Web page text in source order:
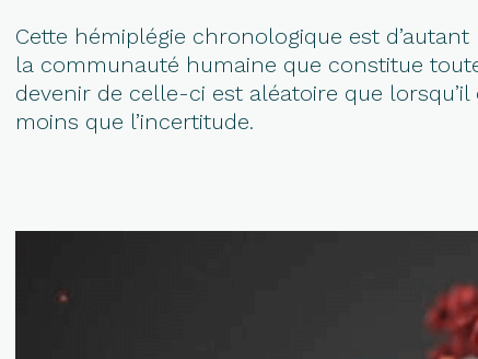
Cette hémiplégie chronologique est
la communauté humaine que constitue
devenir de celle-ci est aléatoire que
moins que l’incertitude.